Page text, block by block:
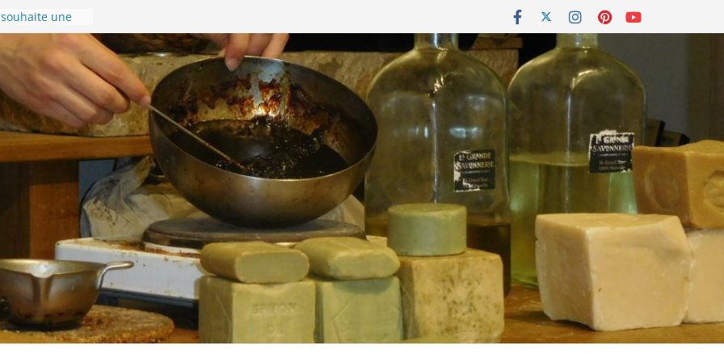
souhaite une
2024 !
gérer son
en images !
–
du 8 au
la Via
de
de